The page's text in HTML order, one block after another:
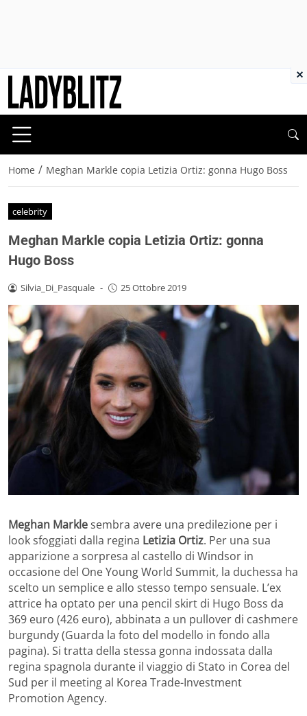
Home / Meghan Markle copia Letizia Ortiz: gonna Hugo Boss
celebrity
Meghan Markle copia Letizia Ortiz: gonna
Hugo Boss
Silvia_Di_Pasquale - 25 Ottobre 2019
Meghan Marklesembra avere una predilezione per i
look sfoggiati dalla regina Letizia Ortiz. Per una sua
apparizione a sorpresa al castello di Windsor in
occasione del One Young World Summit, la duchessa ha
scelto un semplice e allo stesso tempo sensuale. L’ex
attrice ha optato per una pencil skirt di Hugo Boss da
369 euro (426 euro), abbinata a un pullover di cashmere
burgundy (Guarda la foto del modello in fondo alla
pagina). Si tratta della stessa gonna indossata dalla
regina spagnola durante il viaggio di Stato in Corea del
Sud per il meeting al Korea Trade-Investment
Promotion Agency.
×